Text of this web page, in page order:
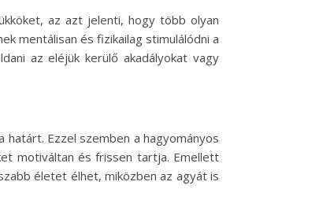
az azt jelenti, hogy több olyan
mentálisan és fizikailag stimulálódni a
az eléjük kerülő akadályokat vagy
Ezzel szemben a hagyományos
motiváltan és frissen tartja. Emellett
életet élhet, miközben az agyát is